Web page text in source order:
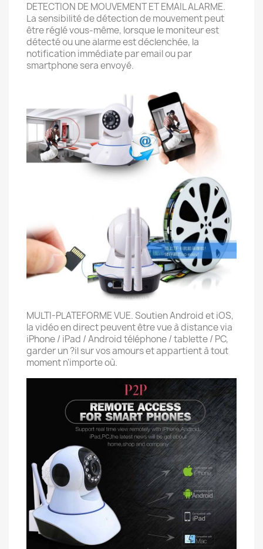
DETECTION DE MOUVEMENT ET EMAIL ALARME.
La sensibilité de détection de mouvement peut
être réglé vous-même, lorsque le moniteur est
détecté ou une alarme est déclenchée, la
notification immédiate par email ou par
smartphone sera envoyé.
MULTI-PLATEFORME VUE. Soutien Android et iOS,
la vidéo en direct peuvent être vue à distance via
iPhone / iPad / Android téléphone / tablette / PC,
garder un ?il sur vos amours et appartient à tout
moment n'importe où.